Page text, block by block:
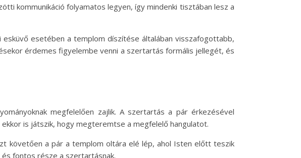
kommunikáció folyamatos legyen, így mindenki tisztában lesz a
esetében a templom díszítése általában visszafogottabb,
érdemes figyelembe venni a szertartás formális jellegét, és
megfelelően zajlik. A szertartás a pár érkezésével
is játszik, hogy megteremtse a megfelelő hangulatot.
követően a pár a templom oltára elé lép, ahol Isten előtt teszik
fontos része a szertartásnak.